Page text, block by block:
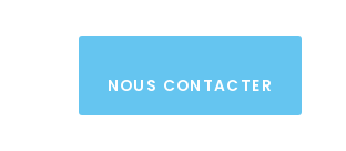
NOUS CONTACTER